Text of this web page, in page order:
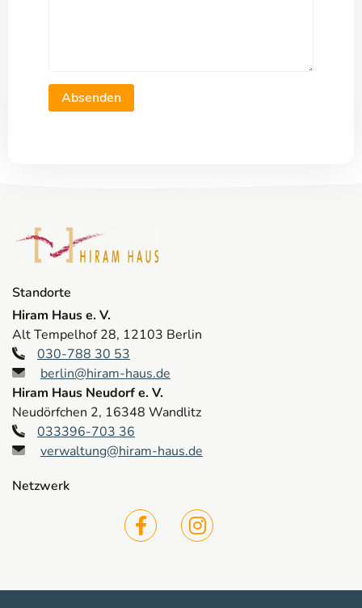
Absenden
Standorte
Hiram Haus e. V.
Alt Tempelhof 28, 12103 Berlin
030-788 30 53
berlin@hiram-haus.de
Hiram Haus Neudorf e. V.
Neudörfchen 2, 16348 Wandlitz
033396-703 36
verwaltung@hiram-haus.de
Netzwerk